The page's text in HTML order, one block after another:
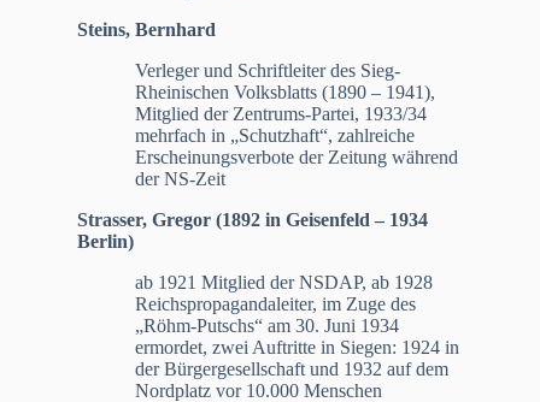
Steins, Bernhard
Verleger und Schriftleiter des Sieg-
Rheinischen Volksblatts (1890 – 1941),
Mitglied der Zentrums-Partei, 1933/34
mehrfach in „Schutzhaft“, zahlreiche
Erscheinungsverbote der Zeitung während
der NS-Zeit
Strasser, Gregor (1892 in Geisenfeld – 1934
Berlin)
ab 1921 Mitglied der NSDAP, ab 1928
Reichspropagandaleiter, im Zuge des
„Röhm-Putschs“ am 30. Juni 1934
ermordet, zwei Auftritte in Siegen: 1924 in
der Bürgergesellschaft und 1932 auf dem
Nordplatz vor 10.000 Menschen